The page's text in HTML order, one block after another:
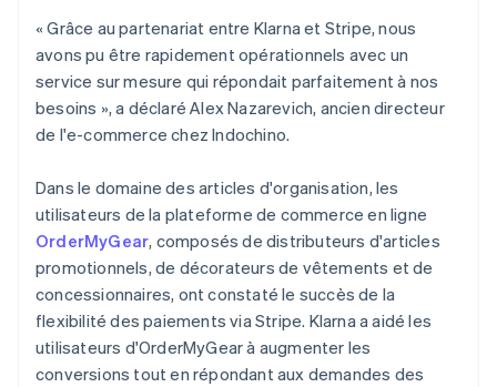
« Grâce au partenariat entre Klarna et Stripe, nous
avons pu être rapidement opérationnels avec un
service sur mesure qui répondait parfaitement à nos
besoins », a déclaré Alex Nazarevich, ancien directeur
de l'e-commerce chez Indochino.
Dans le domaine des articles d'organisation, les
utilisateurs de la plateforme de commerce en ligne
OrderMyGear, composés de distributeurs d'articles
promotionnels, de décorateurs de vêtements et de
concessionnaires, ont constaté le succès de la
flexibilité des paiements via Stripe. Klarna a aidé les
utilisateurs d'OrderMyGear à augmenter les
conversions tout en répondant aux demandes des